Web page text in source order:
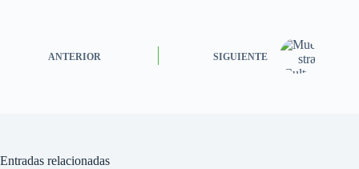
ANTERIOR SIGUIENTE
Entradas relacionadas